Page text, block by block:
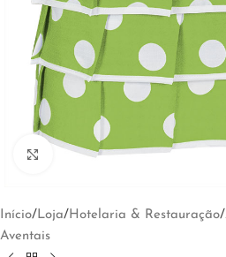
Clique para ampliar
Início/Loja/Hotelaria & Restauração/
Aventais